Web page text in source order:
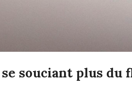
souciant plus du